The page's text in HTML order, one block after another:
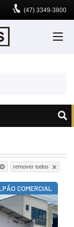
(47) 3349-3800
remover todos
COMERCIAL